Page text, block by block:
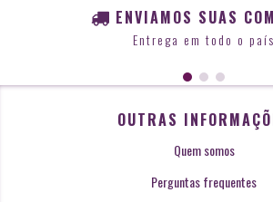
ENVIAMOS SUAS
Entrega em todo o país
OUTRAS
Quem somos
Perguntas frequentes